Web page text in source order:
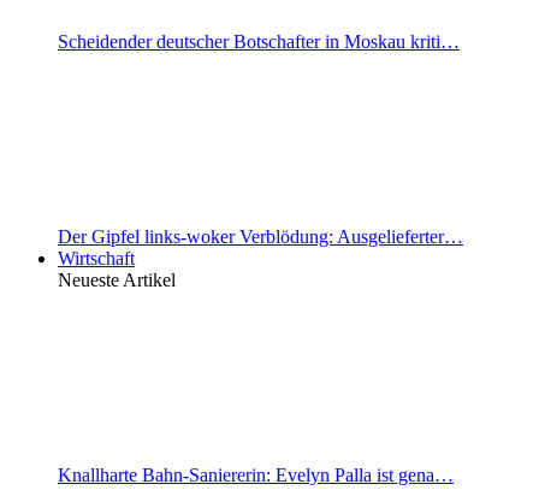
Scheidender deutscher Botschafter in Moskau kriti…
Der Gipfel links-woker Verblödung: Ausgelieferter…
Wirtschaft
Neueste Artikel
Knallharte Bahn-Saniererin: Evelyn Palla ist gena…